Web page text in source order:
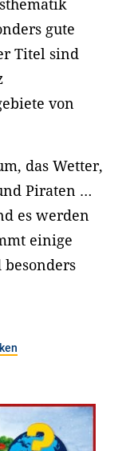
gute
Titel sind
von
das Wetter,
Piraten …
es werden
einige